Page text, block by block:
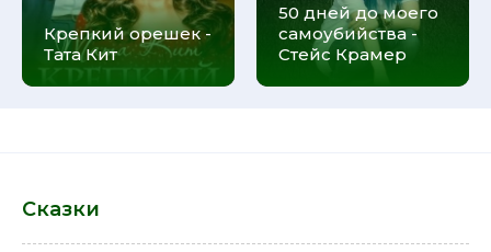
Крепкий орешек -
Тата Кит
50 дней до моего
самоубийства -
Стейс Крамер
Сказки